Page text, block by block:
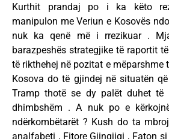
Kurthit prandaj po i ka këto
manipulon me Veriun e Kosovës
nuk ka qenë më i rrezikuar .
barazpeshës strategjike të raportit
të rikthehej në pozitat e mëparshme
Kosova do të gjindej në situatën
Tramp thotë se dy palët duhet të
dhimbshëm . A nuk po e
ndërkombëtarët ? Kush do ta
analfabeti , Fitore Gjingjiqi , Faton